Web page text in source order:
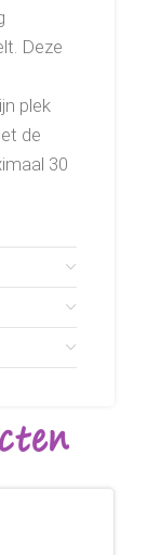
Deze
plek
de
30